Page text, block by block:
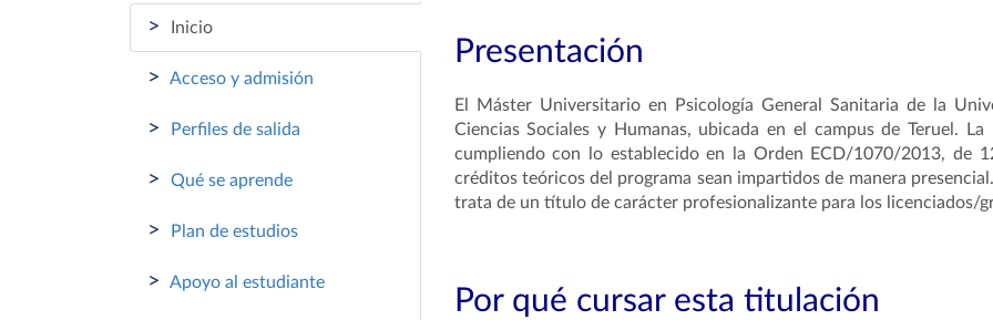
> Inicio
> Acceso y admisión
> Perfiles de salida
> Qué se aprende
> Plan de estudios
> Apoyo al estudiante
Presentación
El Máster Universitario en Psicología General Sanitaria de la
Ciencias Sociales y Humanas, ubicada en el campus de Teruel.
cumpliendo con lo establecido en la Orden ECD/1070/2013, de
créditos teóricos del programa sean impartidos de manera
trata de un título de carácter profesionalizante para los licenciados/
Por qué cursar esta titulación